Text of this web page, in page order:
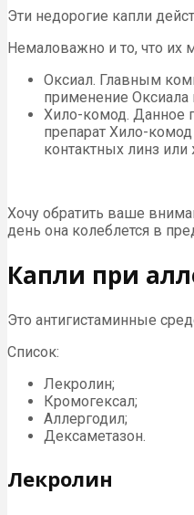
Эти недорогие капли
Немаловажно и то, что их
Оксиал. Главным
применение Оксиала
Хило-комод. Данное
препарат Хило-
контактных линз
Хочу обратить ваше
день она колеблется в
Капли при
Это антигистаминные
Список:
Лекролин;
Кромогексал;
Аллергодил;
Дексаметазон.
Лекролин